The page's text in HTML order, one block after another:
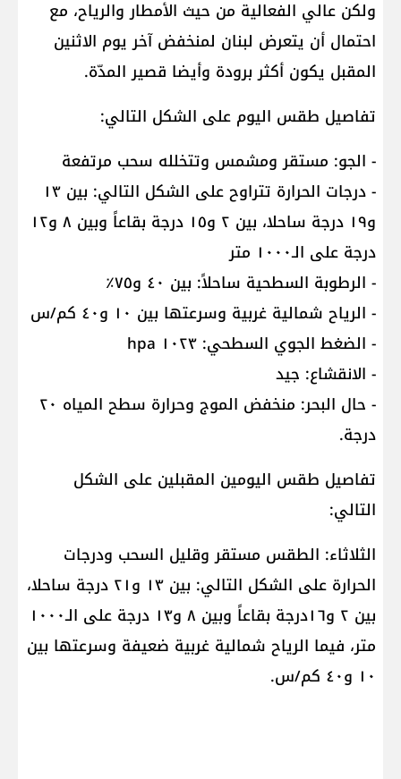
ولكن عالي الفعالية من حيث الأمطار والرياح، مع
احتمال أن يتعرض لبنان لمنخفض آخر يوم الاثنين
المقبل يكون أكثر برودة وأيضا قصير المدّة.
تفاصيل طقس اليوم على الشكل التالي:
- الجو: مستقر ومشمس وتتخلله سحب مرتفعة
- درجات الحرارة تتراوح على الشكل التالي: بين ١٣
و١٩ درجة ساحلا، بين ٢ و١٥ درجة بقاعاً وبين ٨ و١٢
درجة على الـ١٠٠٠ متر
- الرطوبة السطحية ساحلاً: بين ٤٠ و٧٥٪
- الرياح شمالية غربية وسرعتها بين ١٠ و٤٠ كم/س
- الضغط الجوي السطحي: ١٠٢٣ hpa
- الانقشاع: جيد
- حال البحر: منخفض الموج وحرارة سطح المياه ٢٠
درجة.
تفاصيل طقس اليومين المقبلين على الشكل
التالي:
الثلاثاء: الطقس مستقر وقليل السحب ودرجات
الحرارة على الشكل التالي: بين ١٣ و٢١ درجة ساحلا،
بين ٢ و١٦درجة بقاعاً وبين ٨ و١٣ درجة على الـ١٠٠٠
متر، فيما الرياح شمالية غربية ضعيفة وسرعتها بين
١٠ و٤٠ كم/س.